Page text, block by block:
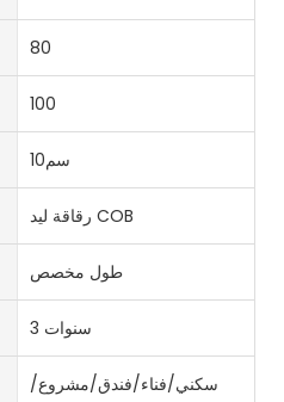
80
100
سم10
رقاقة ليد COB
طول مخصص
3 سنوات
سكني/فناء/فندق/مشروع/